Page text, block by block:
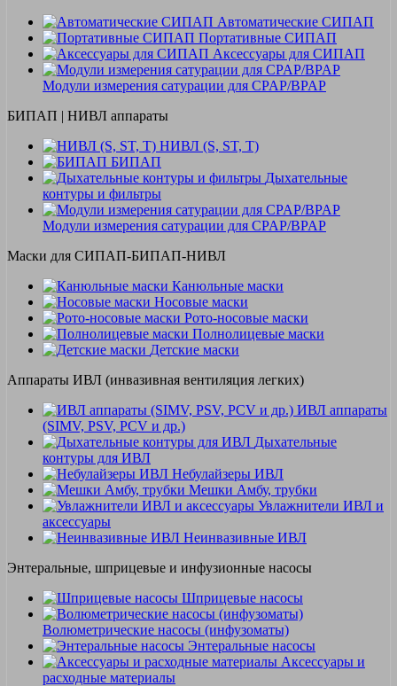
Автоматические СИПАП
Портативные СИПАП
Аксессуары для СИПАП
Модули измерения сатурации для CPAP/BPAP
БИПАП | НИВЛ аппараты
НИВЛ (S, ST, T)
БИПАП
Дыхательные
контуры и фильтры
Модули измерения сатурации для CPAP/BPAP
Маски для СИПАП-БИПАП-НИВЛ
Канюльные маски
Носовые маски
Рото-носовые маски
Полнолицевые маски
Детские маски
Аппараты ИВЛ (инвазивная вентиляция легких)
ИВЛ аппараты
(SIMV, PSV, PCV и др.)
Дыхательные
контуры для ИВЛ
Небулайзеры ИВЛ
Мешки Амбу, трубки
Увлажнители ИВЛ и
аксессуары
Неинвазивные ИВЛ
Энтеральные, шприцевые и инфузионные насосы
Шприцевые насосы
Волюметрические насосы (инфузоматы)
Энтеральные насосы
Аксессуары и
расходные материалы